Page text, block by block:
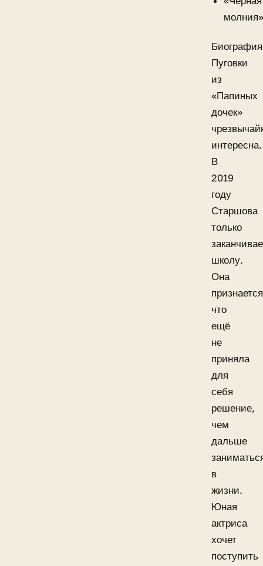
Биография
Пуговки
из
«Папиных
дочек»
интересна.
В
2019
году
Старшова
только
школу.
Она
что
ещё
не
приняла
для
себя
решение,
чем
дальше
в
жизни.
Юная
актриса
хочет
поступить